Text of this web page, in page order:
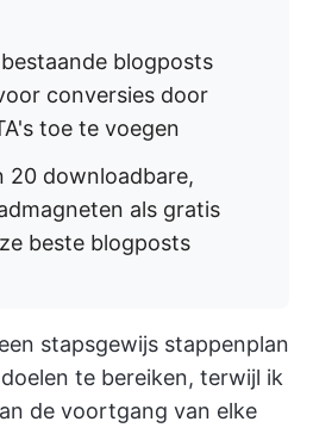
blogposts
conversies door
toe te voegen
20 downloadbare,
als gratis
beste blogposts
stapsgewijs stappenplan
te bereiken, terwijl ik
de voortgang van elke